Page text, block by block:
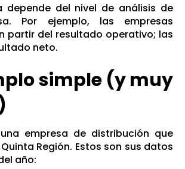
depende del nivel de análisis de
Por ejemplo, las empresas
partir del resultado operativo; las
neto.
simple (y muy
empresa de distribución que
Región. Estos son sus datos
año: